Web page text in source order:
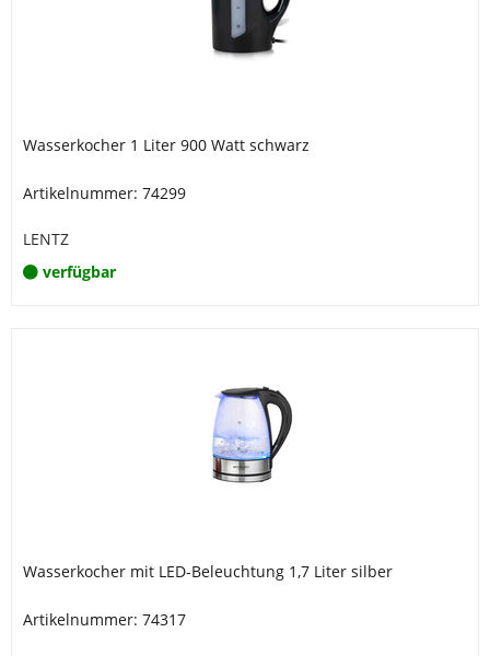
Wasserkocher 1 Liter 900 Watt schwarz
Artikelnummer: 74299
LENTZ
verfügbar
Wasserkocher mit LED-Beleuchtung 1,7 Liter silber
Artikelnummer: 74317